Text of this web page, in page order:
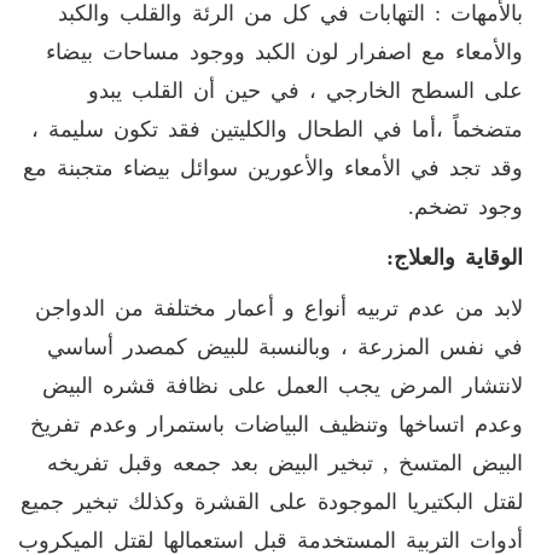
بالأمهات : التهابات في كل من الرئة والقلب والكبد
والأمعاء مع اصفرار لون الكبد ووجود مساحات بيضاء
على السطح الخارجي ، في حين أن القلب يبدو
متضخماً ،أما في الطحال والكليتين فقد تكون سليمة ،
وقد تجد في الأمعاء والأعورين سوائل بيضاء متجبنة مع
وجود تضخم.
الوقاية والعلاج:
لابد من عدم تربيه أنواع و أعمار مختلفة من الدواجن
في نفس المزرعة ، وبالنسبة للبيض كمصدر أساسي
لانتشار المرض يجب العمل على نظافة قشره البيض
وعدم اتساخها وتنظيف البياضات باستمرار وعدم تفريخ
البيض المتسخ , تبخير البيض بعد جمعه وقبل تفريخه
لقتل البكتيريا الموجودة على القشرة وكذلك تبخير جميع
أدوات التربية المستخدمة قبل استعمالها لقتل الميكروب